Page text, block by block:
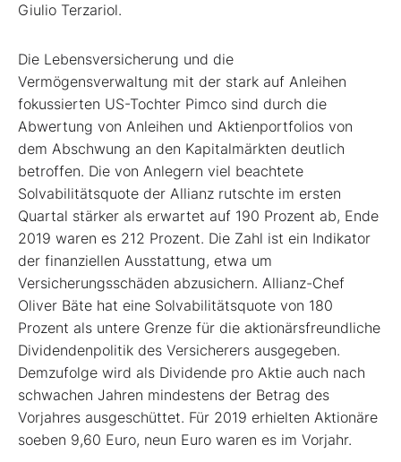
Giulio Terzariol.
Die Lebensversicherung und die
Vermögensverwaltung mit der stark auf Anleihen
fokussierten US-Tochter Pimco sind durch die
Abwertung von Anleihen und Aktienportfolios von
dem Abschwung an den Kapitalmärkten deutlich
betroffen. Die von Anlegern viel beachtete
Solvabilitätsquote der Allianz rutschte im ersten
Quartal stärker als erwartet auf 190 Prozent ab, Ende
2019 waren es 212 Prozent. Die Zahl ist ein Indikator
der finanziellen Ausstattung, etwa um
Versicherungsschäden abzusichern. Allianz-Chef
Oliver Bäte hat eine Solvabilitätsquote von 180
Prozent als untere Grenze für die aktionärsfreundliche
Dividendenpolitik des Versicherers ausgegeben.
Demzufolge wird als Dividende pro Aktie auch nach
schwachen Jahren mindestens der Betrag des
Vorjahres ausgeschüttet. Für 2019 erhielten Aktionäre
soeben 9,60 Euro, neun Euro waren es im Vorjahr.